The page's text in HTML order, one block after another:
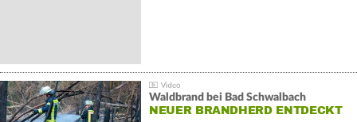
Waldbrand bei Bad Schwalbach
NEUER BRANDHERD ENTDECKT